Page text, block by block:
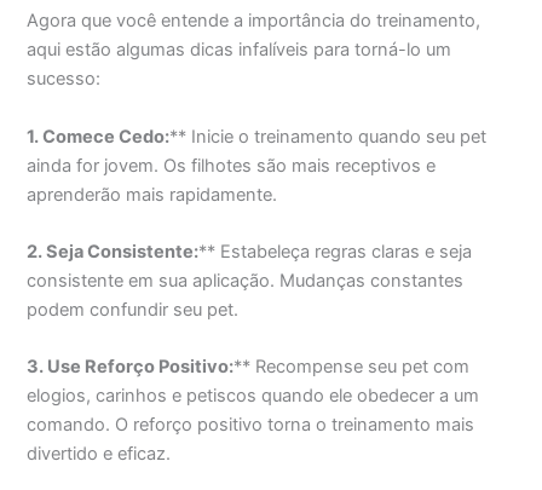
Agora que você entende a importância do treinamento,
aqui estão algumas dicas infalíveis para torná-lo um
sucesso:
1. Comece Cedo:** Inicie o treinamento quando seu pet
ainda for jovem. Os filhotes são mais receptivos e
aprenderão mais rapidamente.
2. Seja Consistente:** Estabeleça regras claras e seja
consistente em sua aplicação. Mudanças constantes
podem confundir seu pet.
3. Use Reforço Positivo:** Recompense seu pet com
elogios, carinhos e petiscos quando ele obedecer a um
comando. O reforço positivo torna o treinamento mais
divertido e eficaz.